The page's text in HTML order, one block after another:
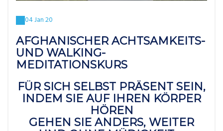
04 Jan 20
AFGHANISCHER ACHTSAMKEITS-
UND WALKING-
MEDITATIONSKURS
FÜR SICH SELBST PRÄSENT SEIN,
INDEM SIE AUF IHREN KÖRPER
HÖREN
GEHEN SIE ANDERS, WEITER